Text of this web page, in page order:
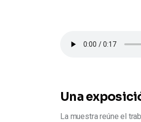
Una
La muestra reúne el